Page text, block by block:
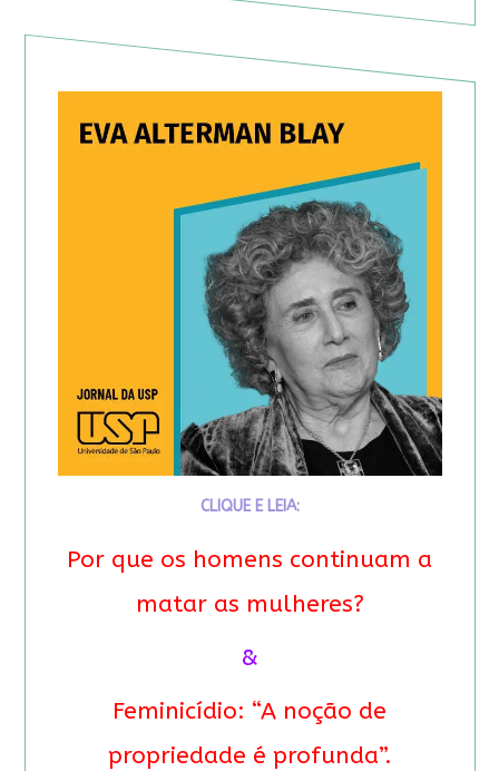
CLIQUE E LEIA:
Por que os homens continuam a
matar as mulheres?
&
Feminicídio: “A noção de
propriedade é profunda”.